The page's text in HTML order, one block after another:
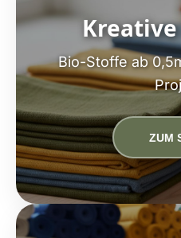
Bio-Stoffe ab
ZUM